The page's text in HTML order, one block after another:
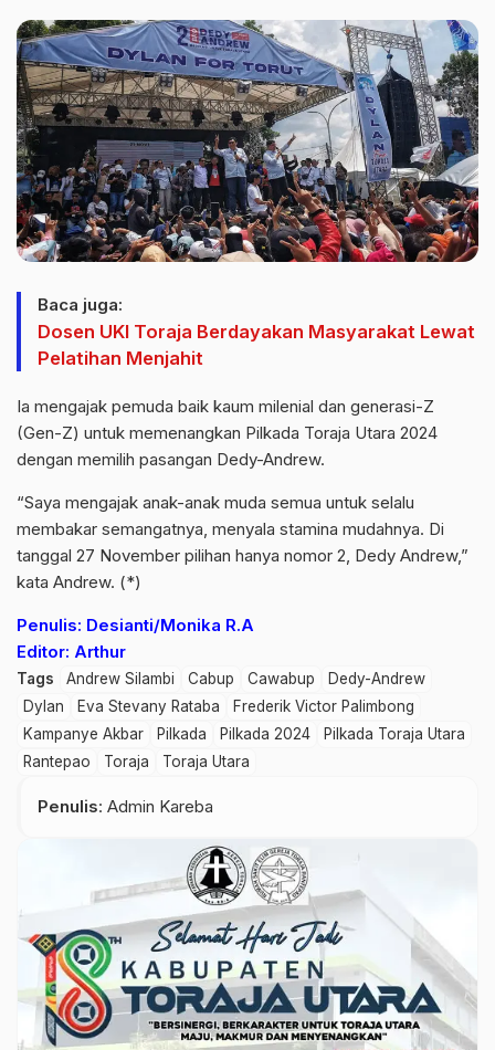
Baca juga:
Dosen UKI Toraja Berdayakan Masyarakat Lewat
Pelatihan Menjahit
Ia mengajak pemuda baik kaum milenial dan generasi-Z
(Gen-Z) untuk memenangkan Pilkada Toraja Utara 2024
dengan memilih pasangan Dedy-Andrew.
“Saya mengajak anak-anak muda semua untuk selalu
membakar semangatnya, menyala stamina mudahnya. Di
tanggal 27 November pilihan hanya nomor 2, Dedy Andrew,”
kata Andrew. (*)
Penulis: Desianti/Monika R.A
Editor: Arthur
Tags Andrew Silambi Cabup Cawabup
Dedy-Andrew
Dylan
Eva Stevany Rataba
Frederik Victor Palimbong
Kampanye Akbar
Pilkada Pilkada 2024
Pilkada Toraja Utara
Rantepao
Toraja Toraja Utara
Penulis: Admin Kareba